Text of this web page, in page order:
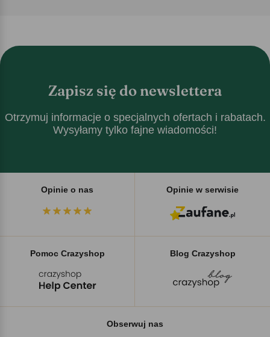
Zapisz się do newslettera
Otrzymuj informacje o specjalnych ofertach i rabatach.
Wysyłamy tylko fajne wiadomości!
Opinie o nas Opinie w serwisie
Pomoc Crazyshop Blog Crazyshop
Obserwuj nas